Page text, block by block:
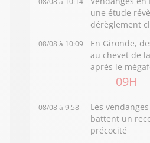
une étude
dérèglement
08/08 à 10:09
En Gironde,
au chevet de
après le
09H
08/08 à 9:58
Les
battent un
précocité